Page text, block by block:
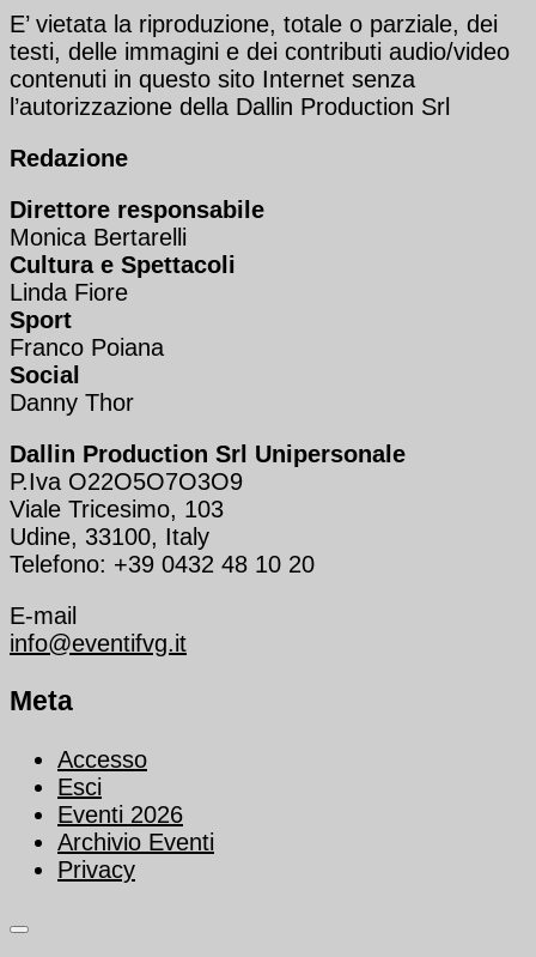
E’ vietata la riproduzione, totale o parziale, dei
testi, delle immagini e dei contributi audio/video
contenuti in questo sito Internet senza
l’autorizzazione della Dallin Production Srl
Redazione
Direttore responsabile
Monica Bertarelli
Cultura e Spettacoli
Linda Fiore
Sport
Franco Poiana
Social
Danny Thor
Dallin Production Srl Unipersonale
P.Iva O22O5O7O3O9
Viale Tricesimo, 103
Udine, 33100, Italy
Telefono: +39 0432 48 10 20
E-mail
info@eventifvg.it
Meta
Accesso
Esci
Eventi 2026
Archivio Eventi
Privacy